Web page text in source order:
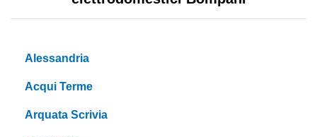
Alessandria
Acqui Terme
Arquata Scrivia